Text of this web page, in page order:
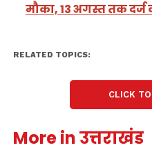
मौका, 13 अगस्त तक
RELATED TOPICS:
CLICK
More in उत्तराखंड